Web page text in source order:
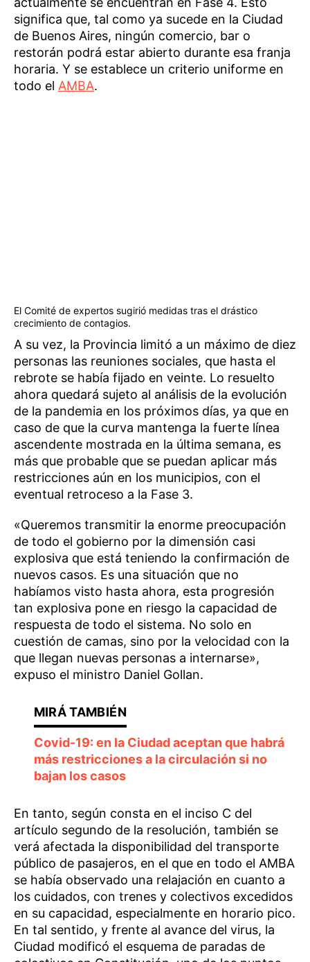
significa que, tal como ya sucede en la Ciudad
de Buenos Aires, ningún comercio, bar o
restorán podrá estar abierto durante esa franja
horaria. Y se establece un criterio uniforme en
todo el AMBA.
El Comité de expertos sugirió medidas tras el drástico
crecimiento de contagios.
A su vez, la Provincia limitó a un máximo de diez
personas las reuniones sociales, que hasta el
rebrote se había fijado en veinte. Lo resuelto
ahora quedará sujeto al análisis de la evolución
de la pandemia en los próximos días, ya que en
caso de que la curva mantenga la fuerte línea
ascendente mostrada en la última semana, es
más que probable que se puedan aplicar más
restricciones aún en los municipios, con el
eventual retroceso a la Fase 3.
«Queremos transmitir la enorme preocupación
de todo el gobierno por la dimensión casi
explosiva que está teniendo la confirmación de
nuevos casos. Es una situación que no
habíamos visto hasta ahora, esta progresión
tan explosiva pone en riesgo la capacidad de
respuesta de todo el sistema. No solo en
cuestión de camas, sino por la velocidad con la
que llegan nuevas personas a internarse»,
expuso el ministro Daniel Gollan.
Covid-19: en la Ciudad aceptan que habrá
más restricciones a la circulación si no
bajan los casos
En tanto, según consta en el inciso C del
artículo segundo de la resolución, también se
verá afectada la disponibilidad del transporte
público de pasajeros, en el que en todo el AMBA
se había observado una relajación en cuanto a
los cuidados, con trenes y colectivos excedidos
en su capacidad, especialmente en horario pico.
En tal sentido, y frente al avance del virus, la
Ciudad modificó el esquema de paradas de